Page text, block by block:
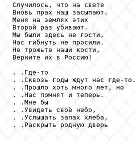
Случилось, что на свете
Вновь прах наш засыпают.
Меня на землях этих
Второй раз убивают.
Мы были здесь не гости,
Нас гибнуть не просили.
Не трожьте наши кости,
Верните их в Россию!
. .Где-то
. .Сквозь годы ждут нас где-то.
. .Прошло хоть много лет, но
. .Нас помнят и теперь.
. .Мне бы
. .Увидеть своё небо,
. .Услышать запах хлеба,
. .Раскрыть родную дверь